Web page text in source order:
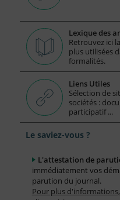
Lexique des
Retrouvez ici
plus utilisées
formalités.
Liens Utiles
Sélection de
sociétés :
participatif ...
Le saviez-vous ?
L'attestation de
immédiatement vos
parution du journal.
Pour plus